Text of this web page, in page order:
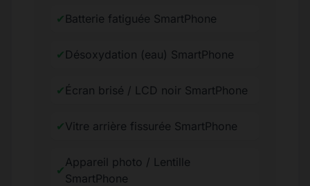
✔ Batterie fatiguée SmartPhone
✔ Désoxydation (eau) SmartPhone
✔ Écran brisé / LCD noir SmartPhone
✔Vitre arrière fissurée SmartPhone
✔
Appareil photo / Lentille
SmartPhone